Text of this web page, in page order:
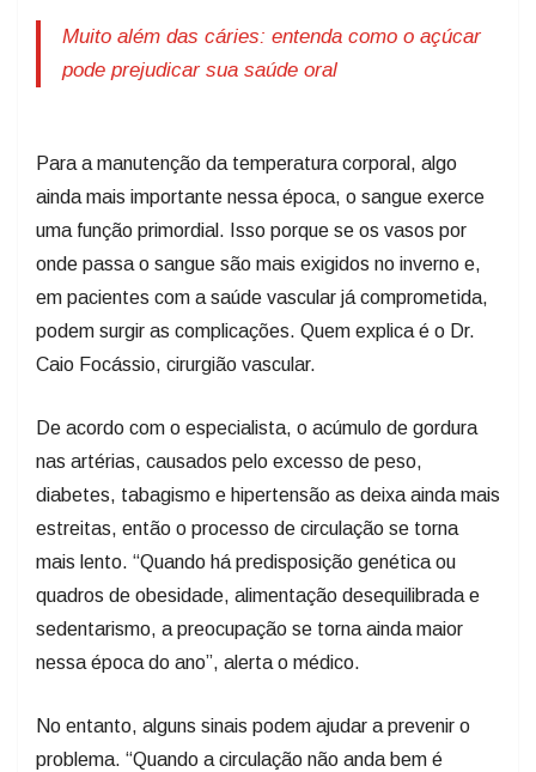
Muito além das cáries: entenda como o açúcar
pode prejudicar sua saúde oral
Para a manutenção da temperatura corporal, algo
ainda mais importante nessa época, o sangue exerce
uma função primordial. Isso porque se os vasos por
onde passa o sangue são mais exigidos no inverno e,
em pacientes com a saúde vascular já comprometida,
podem surgir as complicações. Quem explica é o Dr.
Caio Focássio, cirurgião vascular.
De acordo com o especialista, o acúmulo de gordura
nas artérias, causados pelo excesso de peso,
diabetes, tabagismo e hipertensão as deixa ainda mais
estreitas, então o processo de circulação se torna
mais lento. “Quando há predisposição genética ou
quadros de obesidade, alimentação desequilibrada e
sedentarismo, a preocupação se torna ainda maior
nessa época do ano”, alerta o médico.
No entanto, alguns sinais podem ajudar a prevenir o
problema. “Quando a circulação não anda bem é